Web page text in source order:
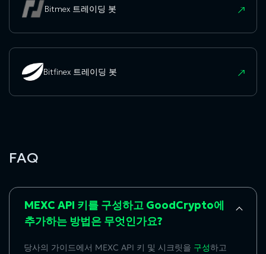
Bitmex 트레이딩 봇
Bitfinex 트레이딩 봇
FAQ
MEXC API 키를 구성하고 GoodCrypto에
추가하는 방법은 무엇인가요?
당사의 가이드에서 MEXC API 키 및 시크릿을 구성하고